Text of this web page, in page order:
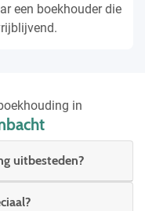
een boekhouder die
in
uitbesteden?